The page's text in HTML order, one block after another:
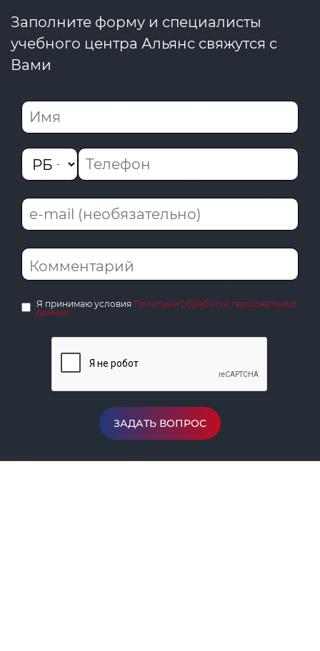
Заполните форму и специалисты
учебного центра Альянс свяжутся с
Вами
Я принимаю условия Политики обработки персональных
данных
ЗАДАТЬ ВОПРОС